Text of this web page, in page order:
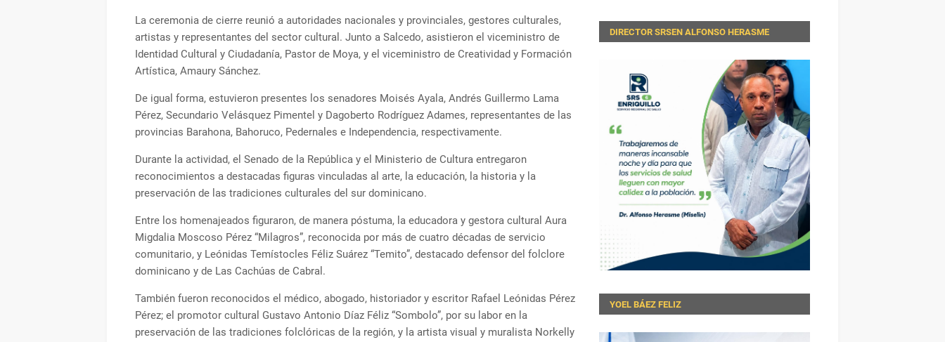
La ceremonia de cierre reunió a autoridades nacionales y provinciales, gestores culturales,
artistas y representantes del sector cultural. Junto a Salcedo, asistieron el viceministro de
Identidad Cultural y Ciudadanía, Pastor de Moya, y el viceministro de Creatividad y Formación
Artística, Amaury Sánchez.
De igual forma, estuvieron presentes los senadores Moisés Ayala, Andrés Guillermo Lama
Pérez, Secundario Velásquez Pimentel y Dagoberto Rodríguez Adames, representantes de las
provincias Barahona, Bahoruco, Pedernales e Independencia, respectivamente.
Durante la actividad, el Senado de la República y el Ministerio de Cultura entregaron
reconocimientos a destacadas figuras vinculadas al arte, la educación, la historia y la
preservación de las tradiciones culturales del sur dominicano.
Entre los homenajeados figuraron, de manera póstuma, la educadora y gestora cultural Aura
Migdalia Moscoso Pérez “Milagros”, reconocida por más de cuatro décadas de servicio
comunitario, y Leónidas Temístocles Féliz Suárez “Temito”, destacado defensor del folclore
dominicano y de Las Cachúas de Cabral.
También fueron reconocidos el médico, abogado, historiador y escritor Rafael Leónidas Pérez
Pérez; el promotor cultural Gustavo Antonio Díaz Féliz “Sombolo”, por su labor en la
preservación de las tradiciones folclóricas de la región, y la artista visual y muralista Norkelly
DIRECTOR SRSEN ALFONSO HERASME
YOEL BÁEZ FELIZ